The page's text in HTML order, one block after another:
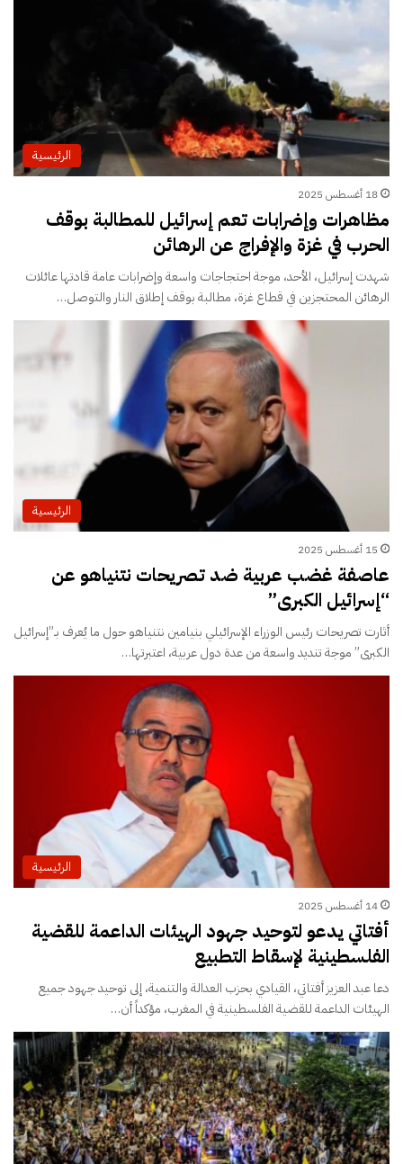
الرئيسية
18 أغسطس 2025
مظاهرات وإضرابات تعم إسرائيل للمطالبة بوقف
الحرب في غزة والإفراج عن الرهائن
شهدت إسرائيل، الأحد، موجة احتجاجات واسعة وإضرابات عامة قادتها عائلات
الرهائن المحتجزين في قطاع غزة، مطالبة بوقف إطلاق النار والتوصل…
الرئيسية
15 أغسطس 2025
عاصفة غضب عربية ضد تصريحات نتنياهو عن
“إسرائيل الكبرى”
أثارت تصريحات رئيس الوزراء الإسرائيلي بنيامين نتنياهو حول ما يُعرف بـ”إسرائيل
الكبرى” موجة تنديد واسعة من عدة دول عربية، اعتبرتها…
الرئيسية
14 أغسطس 2025
أفتاتي يدعو لتوحيد جهود الهيئات الداعمة للقضية
الفلسطينية لإسقاط التطبيع
دعا عبد العزيز أفتاتي، القيادي بحزب العدالة والتنمية، إلى توحيد جهود جميع
الهيئات الداعمة للقضية الفلسطينية في المغرب، مؤكداً أن…